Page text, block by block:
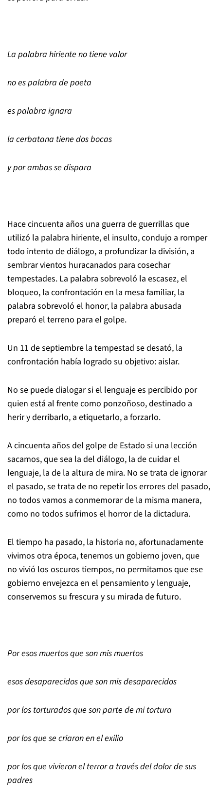
La palabra hiriente no tiene valor
no es palabra de poeta
es palabra ignara
la cerbatana tiene dos bocas
y por ambas se dispara
Hace cincuenta años una guerra de guerrillas que
utilizó la palabra hiriente, el insulto, condujo a romper
todo intento de diálogo, a profundizar la división, a
sembrar vientos huracanados para cosechar
tempestades. La palabra sobrevoló la escasez, el
bloqueo, la confrontación en la mesa familiar, la
palabra sobrevoló el honor, la palabra abusada
preparó el terreno para el golpe.
Un 11 de septiembre la tempestad se desató, la
confrontación había logrado su objetivo: aislar.
No se puede dialogar si el lenguaje es percibido por
quien está al frente como ponzoñoso, destinado a
herir y derribarlo, a etiquetarlo, a forzarlo.
A cincuenta años del golpe de Estado si una lección
sacamos, que sea la del diálogo, la de cuidar el
lenguaje, la de la altura de mira. No se trata de ignorar
el pasado, se trata de no repetir los errores del pasado,
no todos vamos a conmemorar de la misma manera,
como no todos sufrimos el horror de la dictadura.
El tiempo ha pasado, la historia no, afortunadamente
vivimos otra época, tenemos un gobierno joven, que
no vivió los oscuros tiempos, no permitamos que ese
gobierno envejezca en el pensamiento y lenguaje,
conservemos su frescura y su mirada de futuro.
Por esos muertos que son mis muertos
esos desaparecidos que son mis desaparecidos
por los torturados que son parte de mi tortura
por los que se criaron en el exilio
por los que vivieron el terror a través del dolor de sus
padres